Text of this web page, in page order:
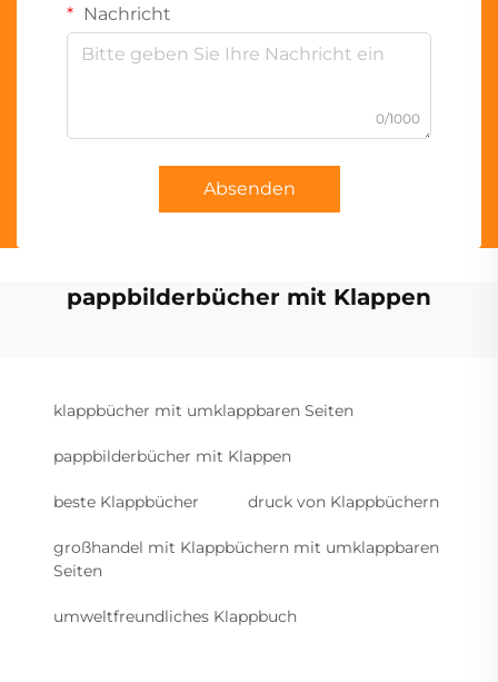
Nachricht
0/1000
Absenden
pappbilderbücher mit Klappen
klappbücher mit umklappbaren Seiten
pappbilderbücher mit Klappen
beste Klappbücher druck von Klappbüchern
großhandel mit Klappbüchern mit umklappbaren
Seiten
umweltfreundliches Klappbuch